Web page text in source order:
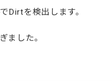
Dirtを検出します。
ました。